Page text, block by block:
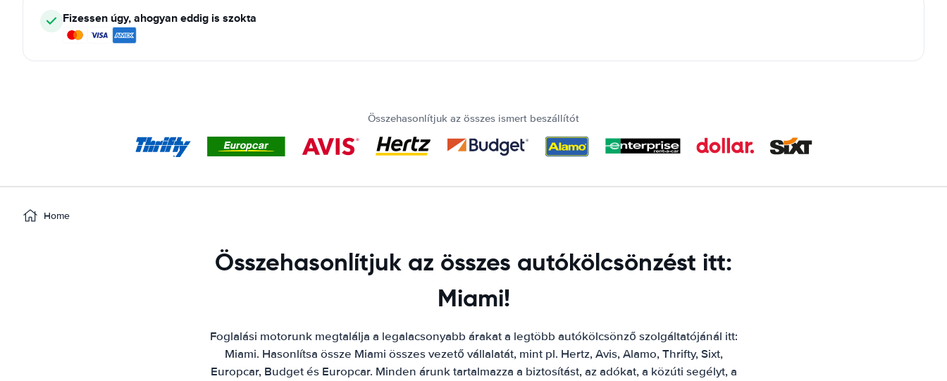
Fizessen úgy, ahogyan eddig is szokta
Összehasonlítjuk az összes ismert beszállítót
Home
Összehasonlítjuk az összes autókölcsönzést itt:
Miami!
Foglalási motorunk megtalálja a legalacsonyabb árakat a legtöbb autókölcsönző szolgáltatójánál itt:
Miami. Hasonlítsa össze Miami összes vezető vállalatát, mint pl. Hertz, Avis, Alamo, Thrifty, Sixt,
Europcar, Budget és Europcar. Minden árunk tartalmazza a biztosítást, az adókat, a közúti segélyt, a